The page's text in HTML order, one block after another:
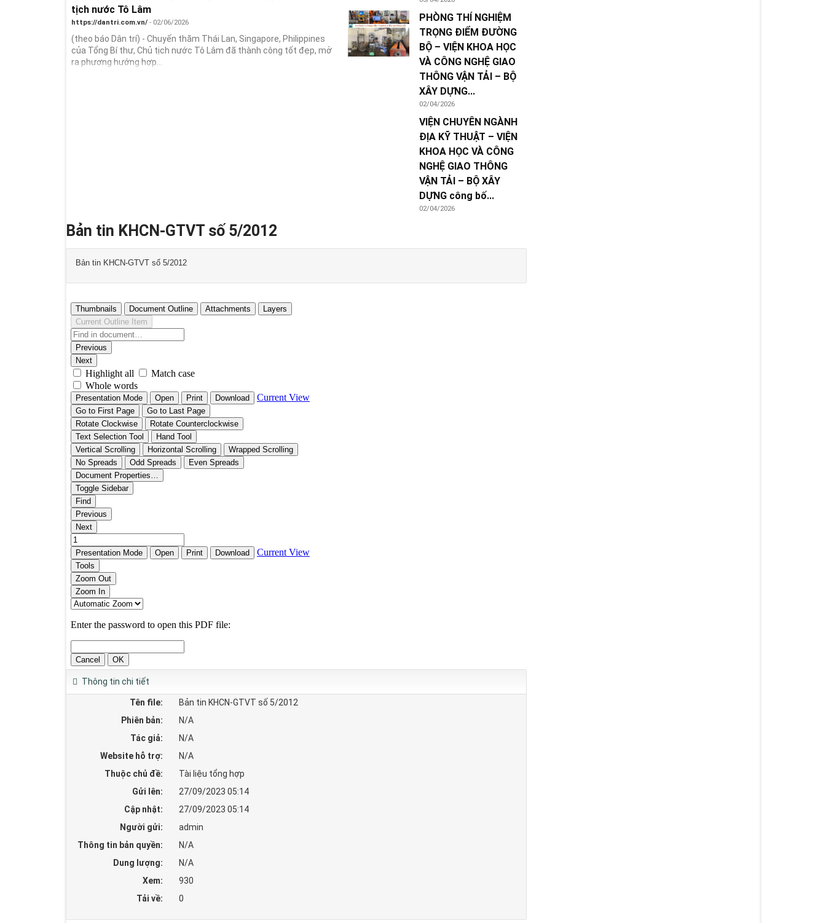
tịch nước Tô Lâm
https://dantri.com.vn/ - 02/06/2026
(theo báo Dân trí) - Chuyến thăm Thái Lan, Singapore, Philippines
của Tổng Bí thư, Chủ tịch nước Tô Lâm đã thành công tốt đẹp, mở
ra phương hướng hợp...
PHÒNG THÍ NGHIỆM
TRỌNG ĐIỂM ĐƯỜNG
BỘ – VIỆN KHOA HỌC
VÀ CÔNG NGHỆ GIAO
THÔNG VẬN TẢI – BỘ
XÂY DỰNG...
02/04/2026
VIỆN CHUYÊN NGÀNH
ĐỊA KỸ THUẬT – VIỆN
KHOA HỌC VÀ CÔNG
NGHỆ GIAO THÔNG
VẬN TẢI – BỘ XÂY
DỰNG công bố...
02/04/2026
Bản tin KHCN-GTVT số 5/2012
Bản tin KHCN-GTVT số 5/2012
Thông tin chi tiết
Tên file:
Bản tin KHCN-GTVT số 5/2012
Phiên bản:
N/A
Tác giả:
N/A
Website hỗ trợ:
N/A
Thuộc chủ đề:
Tài liệu tổng hợp
Gửi lên:
27/09/2023 05:14
Cập nhật:
27/09/2023 05:14
Người gửi:
admin
Thông tin bản quyền:
N/A
Dung lượng:
N/A
Xem:
930
Tải về:
0